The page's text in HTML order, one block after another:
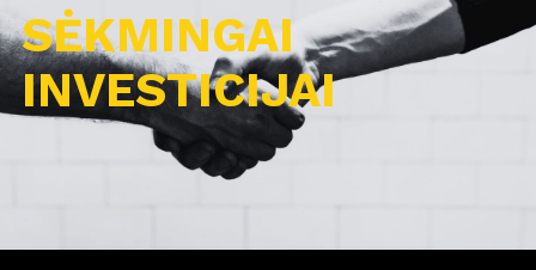
SĖKMINGAI
INVESTICIJAI